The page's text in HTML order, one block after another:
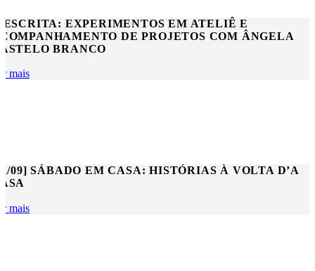
ESCRITA: EXPERIMENTOS EM ATELIÊ E
DE PROJETOS COM ÂNGELA
BRANCO
mais
09] SÁBADO EM CASA: HISTÓRIAS À VOLTA D’A
mais